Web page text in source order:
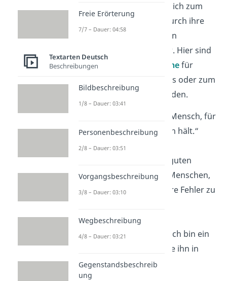
bringen uns täglich zum
—
sei es durch ihre
treuen Augen oder ihren
einzigartigen Charakter. Hier sind
10 lustige Hundesprüchefür
deinen WhatsApp-Status oder zum
Teilen mit deinen Freunden.
„Ich wäre gern der Mensch, für
den mein Hund mich hält.“
„Hunde haben alle guten
Eigenschaften des Menschen,
ohne gleichzeitig ihre Fehler zu
„Mein Hund denkt, ich bin ein
Held — und ich lasse ihn in
dem Glauben!“
Freie Erörterung
7/7 – Dauer: 04:58
Textarten Deutsch
Beschreibungen
Bildbeschreibung
1/8 – Dauer: 03:41
Personenbeschreibung
2/8 – Dauer: 03:51
Vorgangsbeschreibung
3/8 – Dauer: 03:10
Wegbeschreibung
4/8 – Dauer: 03:21
Gegenstandsbeschreib
ung